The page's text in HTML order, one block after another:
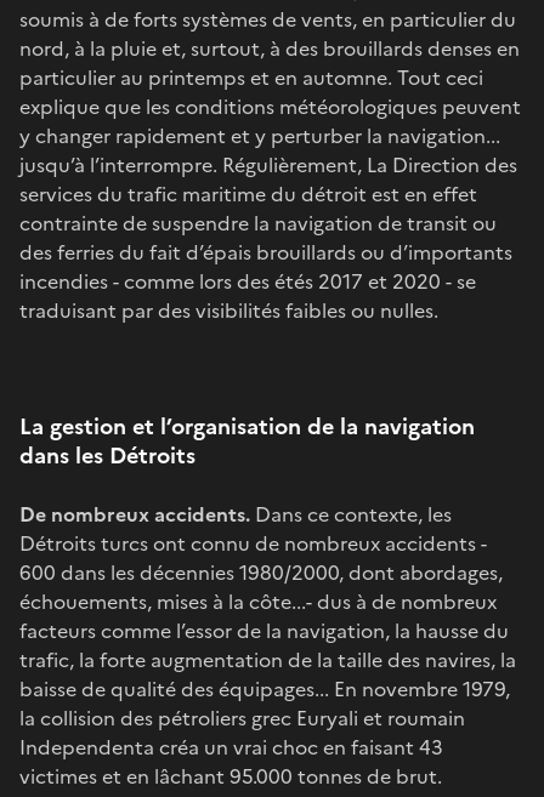
soumis à de forts systèmes de vents, en particulier du
nord, à la pluie et, surtout, à des brouillards denses en
particulier au printemps et en automne. Tout ceci
explique que les conditions météorologiques peuvent
y changer rapidement et y perturber la navigation...
jusqu’à l’interrompre. Régulièrement, La Direction des
services du trafic maritime du détroit est en effet
contrainte de suspendre la navigation de transit ou
des ferries du fait d’épais brouillards ou d’importants
incendies - comme lors des étés 2017 et 2020 - se
traduisant par des visibilités faibles ou nulles.
La gestion et l’organisation de la navigation
dans les Détroits
De nombreux accidents. Dans ce contexte, les
Détroits turcs ont connu de nombreux accidents -
600 dans les décennies 1980/2000, dont abordages,
échouements, mises à la côte...- dus à de nombreux
facteurs comme l’essor de la navigation, la hausse du
trafic, la forte augmentation de la taille des navires, la
baisse de qualité des équipages... En novembre 1979,
la collision des pétroliers grec Euryali et roumain
Independenta créa un vrai choc en faisant 43
victimes et en lâchant 95.000 tonnes de brut.